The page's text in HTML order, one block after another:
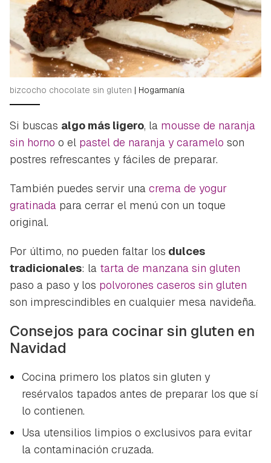
bizcocho chocolate sin gluten | Hogarmanía
Si buscas algo más ligero, la mousse de naranja
sin horno o el pastel de naranja y caramelo son
postres refrescantes y fáciles de preparar.
También puedes servir una crema de yogur
gratinada para cerrar el menú con un toque
original.
Por último, no pueden faltar los dulces
tradicionales: la tarta de manzana sin gluten
paso a paso y los polvorones caseros sin gluten
son imprescindibles en cualquier mesa navideña.
Consejos para cocinar sin gluten en
Navidad
Cocina primero los platos sin gluten y
resérvalos tapados antes de preparar los que sí
lo contienen.
Usa utensilios limpios o exclusivos para evitar
la contaminación cruzada.